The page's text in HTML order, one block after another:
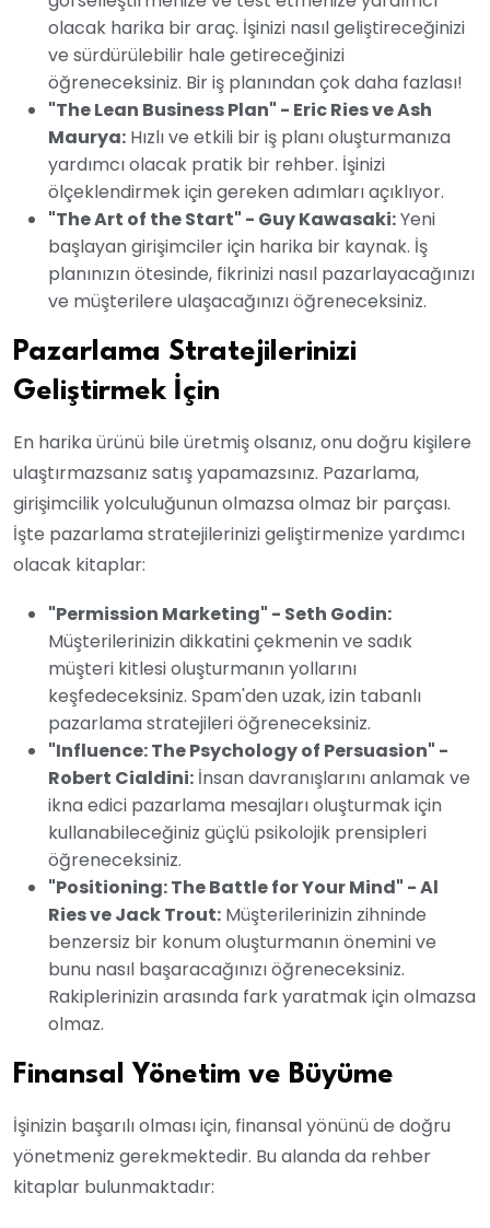
olacak harika bir araç. İşinizi nasıl geliştireceğinizi
ve sürdürülebilir hale getireceğinizi
öğreneceksiniz. Bir iş planından çok daha fazlası!
"The Lean Business Plan" - Eric Ries ve Ash
Maurya: Hızlı ve etkili bir iş planı oluşturmanıza
yardımcı olacak pratik bir rehber. İşinizi
ölçeklendirmek için gereken adımları açıklıyor.
"The Art of the Start" - Guy Kawasaki:Yeni
başlayan girişimciler için harika bir kaynak. İş
planınızın ötesinde, fikrinizi nasıl pazarlayacağınızı
ve müşterilere ulaşacağınızı öğreneceksiniz.
Pazarlama Stratejilerinizi
Geliştirmek İçin
En harika ürünü bile üretmiş olsanız, onu doğru kişilere
ulaştırmazsanız satış yapamazsınız. Pazarlama,
girişimcilik yolculuğunun olmazsa olmaz bir parçası.
İşte pazarlama stratejilerinizi geliştirmenize yardımcı
olacak kitaplar:
"Permission Marketing" - Seth Godin:
Müşterilerinizin dikkatini çekmenin ve sadık
müşteri kitlesi oluşturmanın yollarını
keşfedeceksiniz. Spam'den uzak, izin tabanlı
pazarlama stratejileri öğreneceksiniz.
"Influence: The Psychology of Persuasion" -
Robert Cialdini: İnsan davranışlarını anlamak ve
ikna edici pazarlama mesajları oluşturmak için
kullanabileceğiniz güçlü psikolojik prensipleri
öğreneceksiniz.
"Positioning: The Battle for Your Mind" - Al
Ries ve Jack Trout: Müşterilerinizin zihninde
benzersiz bir konum oluşturmanın önemini ve
bunu nasıl başaracağınızı öğreneceksiniz.
Rakiplerinizin arasında fark yaratmak için olmazsa
olmaz.
Finansal Yönetim ve Büyüme
İşinizin başarılı olması için, finansal yönünü de doğru
yönetmeniz gerekmektedir. Bu alanda da rehber
kitaplar bulunmaktadır: